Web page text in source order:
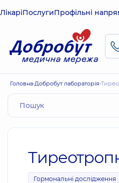
ЛікаріПослугиПрофільні
Головна Добробут лабораторія
Гормональні дослідження